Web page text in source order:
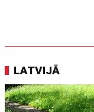
LATVIJĀ